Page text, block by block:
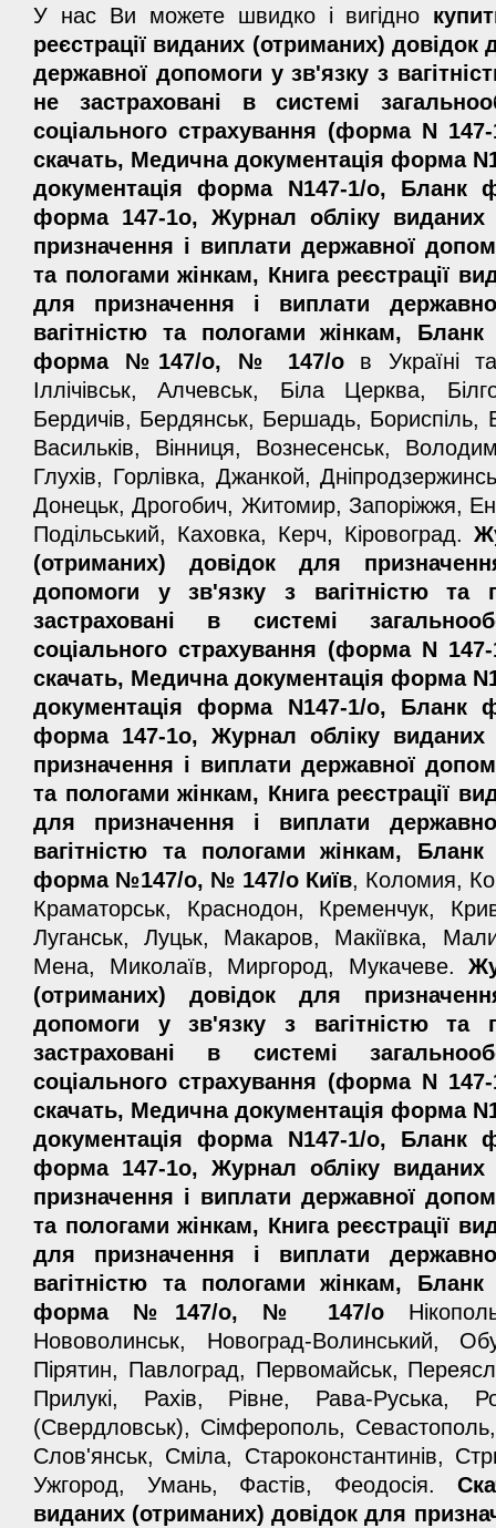
У нас Ви можете швидко і вигідно
реєстрації виданих (отриманих) довідок
державної допомоги у зв'язку з
не застраховані в системі
соціального страхування (форма N
скачать, Медична документація форма
документація форма N147-1/о,
форма 147-1о, Журнал обліку виданих
призначення і виплати державної
та пологами жінкам, Книга реєстрації
для призначення і виплати
вагітністю та пологами жінкам,
форма №147/о, № 147/ов Україні та
Іллічівськ, Алчевськ, Біла Церква,
Бердичів, Бердянськ, Бершадь, Бориспіль,
Васильків, Вінниця, Вознесенськ,
Глухів, Горлівка, Джанкой,
Донецьк, Дрогобич, Житомир, Запоріжжя,
Подільський, Каховка, Керч, Кіровоград.
(отриманих) довідок для
допомоги у зв'язку з вагітністю та
застраховані в системі
соціального страхування (форма N
скачать, Медична документація форма
документація форма N147-1/о,
форма 147-1о, Журнал обліку виданих
призначення і виплати державної
та пологами жінкам, Книга реєстрації
для призначення і виплати
вагітністю та пологами жінкам,
форма №147/о, № 147/о Київ, Коломия,
Краматорськ, Краснодон, Кременчук,
Луганськ, Луцьк, Макаров, Макіївка,
Мена, Миколаїв, Миргород, Мукачеве.
(отриманих) довідок для
допомоги у зв'язку з вагітністю та
застраховані в системі
соціального страхування (форма N
скачать, Медична документація форма
документація форма N147-1/о,
форма 147-1о, Журнал обліку виданих
призначення і виплати державної
та пологами жінкам, Книга реєстрації
для призначення і виплати
вагітністю та пологами жінкам,
форма №147/о, № 147/о
Нововолинськ, Новоград-Волинський,
Пірятин, Павлоград, Первомайськ,
Прилукі, Рахів, Рівне, Рава-Руська,
(Свердловськ), Сімферополь,
Слов'янськ, Сміла, Староконстантинів,
Ужгород, Умань, Фастів, Феодосія.
виданих (отриманих) довідок для